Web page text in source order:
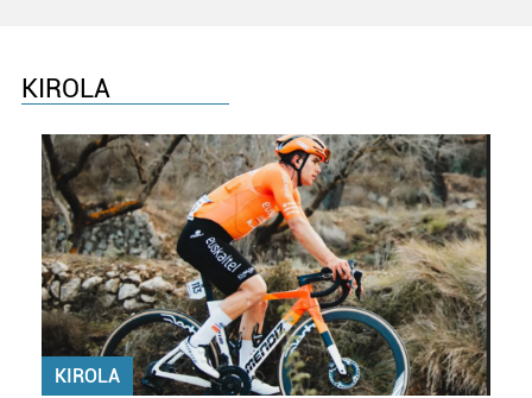
KIROLA
KIROLA